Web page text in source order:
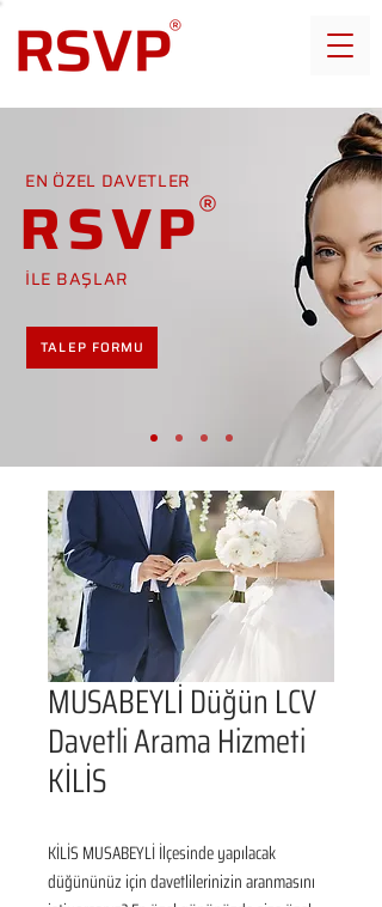
EN ÖZEL DAVETLER
RSVP
İLE BAŞLAR
TALEP FORMU
MUSABEYLİ Düğün LCV
Davetli Arama Hizmeti
KİLİS
KİLİS MUSABEYLİ İlçesinde yapılacak
düğününüz için davetlilerinizin aranmasını